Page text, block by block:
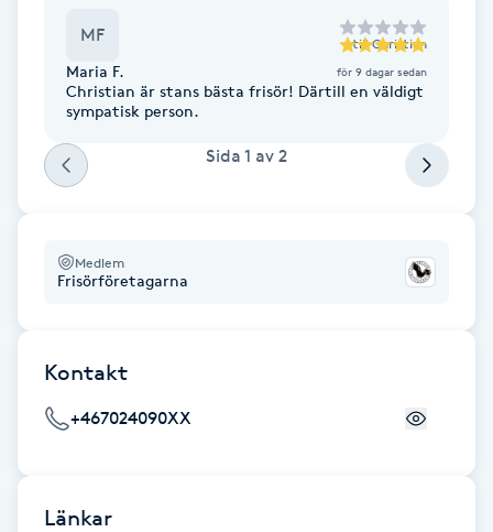
Face framing
Faceliftmassage
Fet hårbotten
Fettreducering
Fibromassage
Fotsvamp
MF till Christian
Maria F. för 9 dagar sedan
Christian är stans bästa frisör! Därtill en väldigt
sympatisk person.
Sida 1 av 2
Medlem
Frisörföretagarna
Kontakt
+467024090XX
Länkar